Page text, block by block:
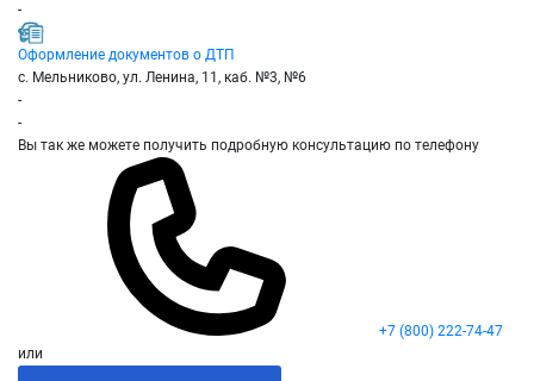
-
Оформление документов о ДТП
с. Мельниково, ул. Ленина, 11, каб. №3, №6
-
-
Вы так же можете получить подробную консультацию по телефону
+7 (800) 222-74-47
или